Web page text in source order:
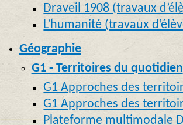
Draveil 1908 (travaux
L’humanité (travaux
Géographie
G1 - Territoires du quotidien
G1 Approches des
G1 Approches des
Plateforme multimodale